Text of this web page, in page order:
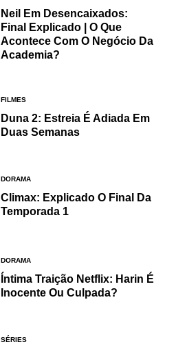
Neil Em Desencaixados:
Final Explicado | O Que
Acontece Com O Negócio Da
Academia?
FILMES
Duna 2: Estreia É Adiada Em
Duas Semanas
DORAMA
Climax: Explicado O Final Da
Temporada 1
DORAMA
Íntima Traição Netflix: Harin É
Inocente Ou Culpada?
SÉRIES